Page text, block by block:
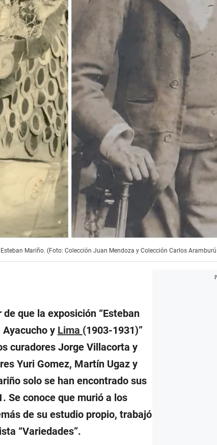
Mariño. (Foto: Colección Juan Mendoza y Colección Carlos
que la exposición “Esteban
y Lima (1903-1931)”
curadores Jorge Villacorta y
Yuri Gomez, Martín Ugaz y
solo se han encontrado sus
Se conoce que murió a los
de su estudio propio, trabajó
“Variedades”.